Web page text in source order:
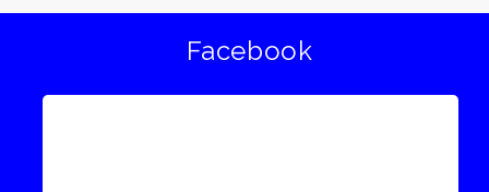
Facebook